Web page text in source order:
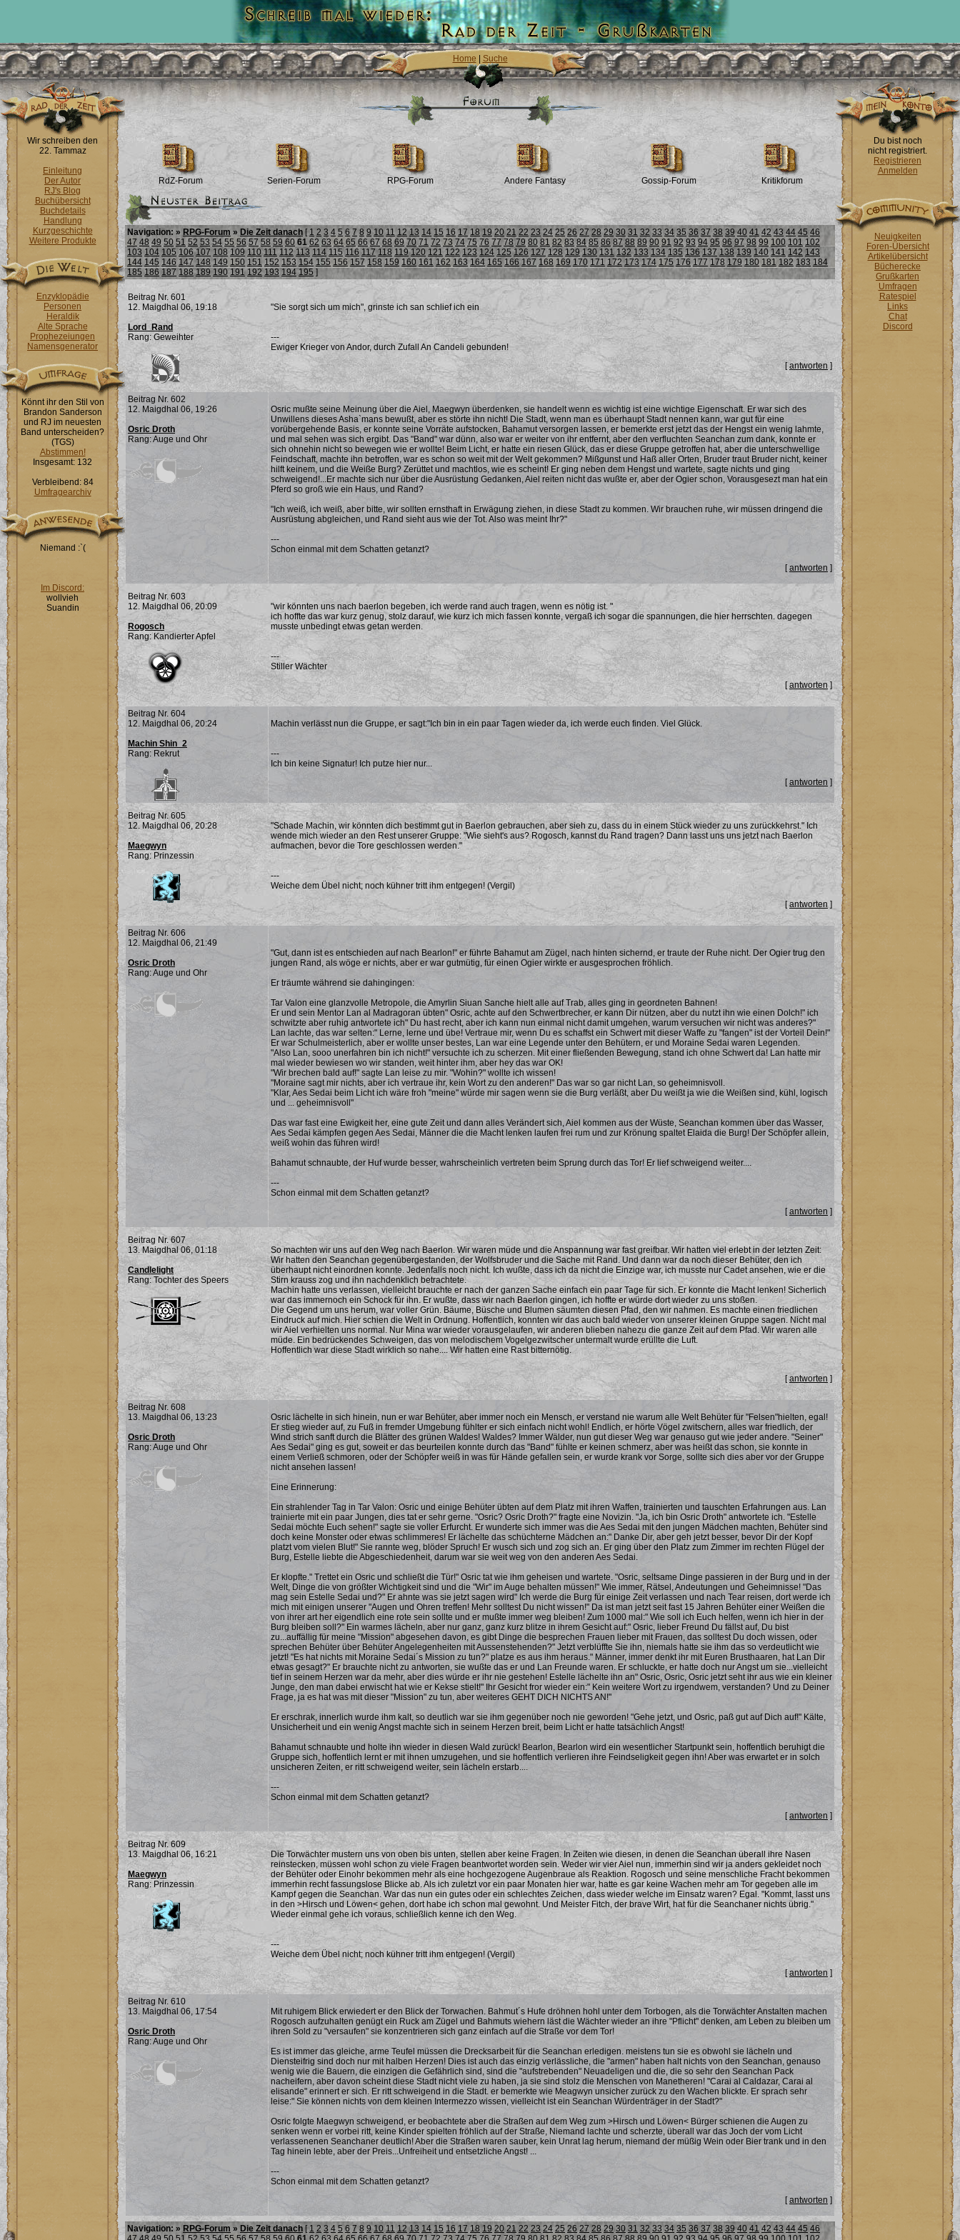
Home Suche
Wir schreiben den
22. Tammaz
Einleitung
Der Autor
RJ's Blog
Buchübersicht
Buchdetails
Handlung
Kurzgeschichte
Weitere Produkte
Enzyklopädie
Personen
Heraldik
Alte Sprache
Prophezeiungen
Namensgenerator
Könnt ihr den Stil von
Brandon Sanderson
und RJ im neuesten
Band unterscheiden?
(TGS)
Abstimmen!
Insgesamt: 132
Verbleibend: 84
Umfragearchiv
Niemand :`(
Im Discord:
wollvieh
Suandin
RdZ-Forum Serien-Forum RPG-Forum Andere Fantasy Gossip-Forum Kritikforum
Navigation: » RPG-Forum » Die Zeit danach [1 2 3 4 5 6 7 8 9 10 11 12 13 14 15 16 17 18 19 20 21 22 23 24 25 26 27 28 29 30 31 32 33 34 35 36 37 38 39 40 41 42 43 44 45 46
47 48 49 50 51 52 53 54 55 56 57 58 59 60 61 62 63 64 65 66 67 68 69 70 71 72 73 74 75 76 77 78 79 80 81 82 83 84 85 86 87 88 89 90 91 92 93 94 95 96 97 98 99 100 101 102
103 104 105 106 107 108 109 110 111 112 113 114 115 116 117 118 119 120 121 122 123 124 125 126 127 128 129 130 131 132 133 134 135 136 137 138 139 140 141 142 143
144 145 146 147 148 149 150 151 152 153 154 155 156 157 158 159 160 161 162 163 164 165 166 167 168 169 170 171 172 173 174 175 176 177 178 179 180 181 182 183 184
185 186 187 188 189 190 191 192 193 194 195 ]
Beitrag Nr. 601
12. Maigdhal 06, 19:18
Lord_Rand
Rang: Geweihter
"Sie sorgt sich um mich", grinste ich san schlief ich ein
---
Ewiger Krieger von Andor, durch Zufall An Candeli gebunden!
[antworten ]
Beitrag Nr. 602
12. Maigdhal 06, 19:26
Osric Droth
Rang: Auge und Ohr
Osric mußte seine Meinung über die Aiel, Maegwyn überdenken, sie handelt wenn es wichtig ist eine wichtige Eigenschaft. Er war sich des
Unwillens dieses Asha`mans bewußt, aber es störte ihn nicht! Die Stadt, wenn man es überhaupt Stadt nennen kann, war gut für eine
vorübergehende Basis, er konnte seine Vorräte aufstocken, Bahamut versorgen lassen, er bemerkte erst jetzt das der Hengst ein wenig lahmte,
und mal sehen was sich ergibt. Das "Band" war dünn, also war er weiter von ihr entfernt, aber den verfluchten Seanchan zum dank, konnte er
sich ohnehin nicht so bewegen wie er wollte! Beim Licht, er hatte ein riesen Glück, das er diese Gruppe getroffen hat, aber die unterschwellige
Feindschaft, machte ihn betroffen, war es schon so weit mit der Welt gekommen? Mißgunst und Haß aller Orten, Bruder traut Bruder nicht, keiner
hilft keinem, und die Weiße Burg? Zerüttet und machtlos, wie es scheint! Er ging neben dem Hengst und wartete, sagte nichts und ging
schweigend!...Er machte sich nur über die Ausrüstung Gedanken, Aiel reiten nicht das wußte er, aber der Ogier schon, Vorausgesezt man hat ein
Pferd so groß wie ein Haus, und Rand?
"Ich weiß, ich weiß, aber bitte, wir sollten ernsthaft in Erwägung ziehen, in diese Stadt zu kommen. Wir brauchen ruhe, wir müssen dringend die
Ausrüstung abgleichen, und Rand sieht aus wie der Tot. Also was meint Ihr?"
---
Schon einmal mit dem Schatten getanzt?
[antworten ]
Beitrag Nr. 603
12. Maigdhal 06, 20:09
Rogosch
Rang: Kandierter Apfel
"wir könnten uns nach baerlon begeben, ich werde rand auch tragen, wenn es nötig ist. "
ich hoffte das war kurz genug, stolz darauf, wie kurz ich mich fassen konnte, vergaß ich sogar die spannungen, die hier herrschten. dagegen
musste unbedingt etwas getan werden.
---
Stiller Wächter
[antworten ]
Beitrag Nr. 604
12. Maigdhal 06, 20:24
Machin Shin_2
Rang: Rekrut
Machin verlässt nun die Gruppe, er sagt:"Ich bin in ein paar Tagen wieder da, ich werde euch finden. Viel Glück.
---
Ich bin keine Signatur! Ich putze hier nur...
[antworten ]
Beitrag Nr. 605
12. Maigdhal 06, 20:28
Maegwyn
Rang: Prinzessin
"Schade Machin, wir könnten dich bestimmt gut in Baerlon gebrauchen, aber sieh zu, dass du in einem Stück wieder zu uns zurückkehrst." Ich
wende mich wieder an den Rest unserer Gruppe: "Wie sieht's aus? Rogosch, kannst du Rand tragen? Dann lasst uns uns jetzt nach Baerlon
aufmachen, bevor die Tore geschlossen werden."
---
Weiche dem Übel nicht; noch kühner tritt ihm entgegen! (Vergil)
[antworten ]
Beitrag Nr. 606
12. Maigdhal 06, 21:49
Osric Droth
Rang: Auge und Ohr
"Gut, dann ist es entschieden auf nach Bearlon!" er führte Bahamut am Zügel, nach hinten sichernd, er traute der Ruhe nicht. Der Ogier trug den
jungen Rand, als wöge er nichts, aber er war gutmütig, für einen Ogier wirkte er ausgesprochen fröhlich.
Er träumte während sie dahingingen:
Tar Valon eine glanzvolle Metropole, die Amyrlin Siuan Sanche hielt alle auf Trab, alles ging in geordneten Bahnen!
Er und sein Mentor Lan al Madragoran übten" Osric, achte auf den Schwertbrecher, er kann Dir nützen, aber du nutzt ihn wie einen Dolch!" ich
schwitzte aber ruhig antwortete ich" Du hast recht, aber ich kann nun einmal nicht damit umgehen, warum versuchen wir nicht was anderes?"
Lan lachte, das war selten:" Lerne, lerne und übe! Vertraue mir, wenn Du es schaffst ein Schwert mit dieser Waffe zu "fangen" ist der Vorteil Dein!"
Er war Schulmeisterlich, aber er wollte unser bestes, Lan war eine Legende unter den Behütern, er und Moraine Sedai waren Legenden.
"Also Lan, sooo unerfahren bin ich nicht!" versuchte ich zu scherzen. Mit einer fließenden Bewegung, stand ich ohne Schwert da! Lan hatte mir
mal wieder bewiesen wo wir standen, weit hinter ihm, aber hey das war OK!
"Wir brechen bald auf!" sagte Lan leise zu mir. "Wohin?" wollte ich wissen!
"Moraine sagt mir nichts, aber ich vertraue ihr, kein Wort zu den anderen!" Das war so gar nicht Lan, so geheimnisvoll.
"Klar, Aes Sedai beim Licht ich wäre froh "meine" würde mir sagen wenn sie die Burg verläßt, aber Du weißt ja wie die Weißen sind, kühl, logisch
und ... geheimnisvoll"
Das war fast eine Ewigkeit her, eine gute Zeit und dann alles Verändert sich, Aiel kommen aus der Wüste, Seanchan kommen über das Wasser,
Aes Sedai kämpfen gegen Aes Sedai, Männer die die Macht lenken laufen frei rum und zur Krönung spaltet Elaida die Burg! Der Schöpfer allein,
weiß wohin das führen wird!
Bahamut schnaubte, der Huf wurde besser, wahrscheinlich vertreten beim Sprung durch das Tor! Er lief schweigend weiter....
---
Schon einmal mit dem Schatten getanzt?
[antworten ]
Beitrag Nr. 607
13. Maigdhal 06, 01:18
Candlelight
Rang: Tochter des Speers
So machten wir uns auf den Weg nach Baerlon. Wir waren müde und die Anspannung war fast greifbar. Wir hatten viel erlebt in der letzten Zeit:
Wir hatten den Seanchan gegenübergestanden, der Wolfsbruder und die Sache mit Rand. Und dann war da noch dieser Behüter, den ich
überhaupt nicht einordnen konnte. Jedenfalls noch nicht. Ich wußte, dass ich da nicht die Einzige war, ich musste nur Cadet ansehen, wie er die
Stirn krauss zog und ihn nachdenklich betrachtete.
Machin hatte uns verlassen, vielleicht brauchte er nach der ganzen Sache einfach ein paar Tage für sich. Er konnte die Macht lenken! Sicherlich
war das immernoch ein Schock für ihn. Er wußte, dass wir nach Baerlon gingen, ich hoffte er würde dort wieder zu uns stoßen.
Die Gegend um uns herum, war voller Grün. Bäume, Büsche und Blumen säumten diesen Pfad, den wir nahmen. Es machte einen friedlichen
Eindruck auf mich. Hier schien die Welt in Ordnung. Hoffentlich, konnten wir das auch bald wieder von unserer kleinen Gruppe sagen. Nicht mal
wir Aiel verhielten uns normal. Nur Mina war wieder vorausgelaufen, wir anderen blieben nahezu die ganze Zeit auf dem Pfad. Wir waren alle
müde. Ein bedrückendes Schweigen, das von melodischem Vogelgezwitscher untermalt wurde erüllte die Luft.
Hoffentlich war diese Stadt wirklich so nahe.... Wir hatten eine Rast bitternötig.
[antworten ]
Beitrag Nr. 608
13. Maigdhal 06, 13:23
Osric Droth
Rang: Auge und Ohr
Osric lächelte in sich hinein, nun er war Behüter, aber immer noch ein Mensch, er verstand nie warum alle Welt Behüter für "Felsen"hielten, egal!
Er stieg wieder auf, zu Fuß in fremder Umgebung fühlter er sich einfach nicht wohl! Endlich, er hörte Vögel zwitschern, alles war friedlich, der
Wind strich sanft durch die Blätter des grünen Waldes! Waldes? Immer Wälder, nun gut dieser Weg war genauso gut wie jeder andere. "Seiner"
Aes Sedai" ging es gut, soweit er das beurteilen konnte durch das "Band" fühlte er keinen schmerz, aber was heißt das schon, sie konnte in
einem Verließ schmoren, oder der Schöpfer weiß in was für Hände gefallen sein, er wurde krank vor Sorge, sollte sich dies aber vor der Gruppe
nicht ansehen lassen!
Eine Erinnerung:
Ein strahlender Tag in Tar Valon: Osric und einige Behüter übten auf dem Platz mit ihren Waffen, trainierten und tauschten Erfahrungen aus. Lan
trainierte mit ein paar Jungen, dies tat er sehr gerne. "Osric? Osric Droth?" fragte eine Novizin. "Ja, ich bin Osric Droth" antwortete ich. "Estelle
Sedai möchte Euch sehen!" sagte sie voller Erfurcht. Er wunderte sich immer was die Aes Sedai mit den jungen Mädchen machten, Behüter sind
doch keine Monster oder etwas schlimmeres! Er lächelte das schüchterne Mädchen an:" Danke Dir, aber geh jetzt besser, bevor Dir der Kopf
platzt vom vielen Blut!" Sie rannte weg, blöder Spruch! Er wusch sich und zog sich an. Er ging über den Platz zum Zimmer im rechten Flügel der
Burg, Estelle liebte die Abgeschiedenheit, darum war sie weit weg von den anderen Aes Sedai.
Er klopfte." Trettet ein Osric und schließt die Tür!" Osric tat wie ihm geheisen und wartete. "Osric, seltsame Dinge passieren in der Burg und in der
Welt, Dinge die von größter Wichtigkeit sind und die "Wir" im Auge behalten müssen!" Wie immer, Rätsel, Andeutungen und Geheimnisse! "Das
mag sein Estelle Sedai und?" Er ahnte was sie jetzt sagen wird" Ich werde die Burg für einige Zeit verlassen und nach Tear reisen, dort werde ich
mich mit einigen unserer "Augen und Ohren treffen! Mehr solltest Du nicht wissen!" Da ist man jetzt seit fast 15 Jahren Behüter einer Weißen die
von ihrer art her eigendlich eine rote sein sollte und er mußte immer weg bleiben! Zum 1000 mal:" Wie soll ich Euch helfen, wenn ich hier in der
Burg bleiben soll?" Ein warmes lächeln, aber nur ganz, ganz kurz blitze in ihrem Gesicht auf:" Osric, lieber Freund Du fällst auf, Du bist
zu...auffällig für meine "Mission" abgesehen davon, es gibt Dinge die besprechen Frauen lieber mit Frauen, das solltest Du doch wissen, oder
sprechen Behüter über Behüter Angelegenheiten mit Aussenstehenden?" Jetzt verblüffte Sie ihn, niemals hatte sie ihm das so verdeutlicht wie
jetzt! "Es hat nichts mit Moraine Sedai´s Mission zu tun?" platze es aus ihm heraus." Männer, immer denkt ihr mit Euren Brusthaaren, hat Lan Dir
etwas gesagt?" Er brauchte nicht zu antworten, sie wußte das er und Lan Freunde waren. Er schluckte, er hatte doch nur Angst um sie...vielleicht
tief in seinem Herzen war da mehr, aber dies würde er ihr nie gestehen! Estelle lächelte ihn an" Osric, Osric, Osric jetzt seht ihr aus wie ein kleiner
Junge, den man dabei erwischt hat wie er Kekse stielt!" Ihr Gesicht fror wieder ein:" Kein weitere Wort zu irgendwem, verstanden? Und zu Deiner
Frage, ja es hat was mit dieser "Mission" zu tun, aber weiteres GEHT DICH NICHTS AN!"
Er erschrak, innerlich wurde ihm kalt, so deutlich war sie ihm gegenüber noch nie geworden! "Gehe jetzt, und Osric, paß gut auf Dich auf!" Kälte,
Unsicherheit und ein wenig Angst machte sich in seinem Herzen breit, beim Licht er hatte tatsächlich Angst!
Bahamut schnaubte und holte ihn wieder in diesen Wald zurück! Bearlon, Bearlon wird ein wesentlicher Startpunkt sein, hoffentlich beruhigt die
Gruppe sich, hoffentlich lernt er mit ihnen umzugehen, und sie hoffentlich verlieren ihre Feindseligkeit gegen ihn! Aber was erwartet er in solch
unsicheren Zeiten, er ritt schweigend weiter, sein lächeln erstarb....
---
Schon einmal mit dem Schatten getanzt?
[antworten ]
Beitrag Nr. 609
13. Maigdhal 06, 16:21
Maegwyn
Rang: Prinzessin
Die Torwächter mustern uns von oben bis unten, stellen aber keine Fragen. In Zeiten wie diesen, in denen die Seanchan überall ihre Nasen
reinstecken, müssen wohl schon zu viele Fragen beantwortet worden sein. Weder wir vier Aiel nun, immerhin sind wir ja anders gekleidet noch
der Behüter oder Einohr bekommen mehr als eine hochgezogene Augenbraue als Reaktion. Rogosch und seine menschliche Fracht bekommen
immerhin recht fassungslose Blicke ab. Als ich zuletzt vor ein paar Monaten hier war, hatte es gar keine Wachen mehr am Tor gegeben alle im
Kampf gegen die Seanchan. War das nun ein gutes oder ein schlechtes Zeichen, dass wieder welche im Einsatz waren? Egal. "Kommt, lasst uns
in den >Hirsch und Löwen< gehen, dort habe ich schon mal gewohnt. Und Meister Fitch, der brave Wirt, hat für die Seanchaner nichts übrig."
Wieder einmal gehe ich voraus, schließlich kenne ich den Weg.
---
Weiche dem Übel nicht; noch kühner tritt ihm entgegen! (Vergil)
[antworten]
Beitrag Nr. 610
13. Maigdhal 06, 17:54
Osric Droth
Rang: Auge und Ohr
Mit ruhigem Blick erwiedert er den Blick der Torwachen. Bahmut´s Hufe dröhnen hohl unter dem Torbogen, als die Torwächter Anstalten machen
Rogosch aufzuhalten genügt ein Ruck am Zügel und Bahmuts wiehern läst die Wächter wieder an ihre "Pflicht" denken, am Leben zu bleiben um
ihren Sold zu "versaufen" sie konzentrieren sich ganz einfach auf die Straße vor dem Tor!
Es ist immer das gleiche, arme Teufel müssen die Drecksarbeit für die Seanchan erledigen. meistens tun sie es obwohl sie lächeln und
Diensteifrig sind doch nur mit halben Herzen! Dies ist auch das einzig verlässliche, die "armen" haben halt nichts von den Seanchan, genauso
wenig wie die Bauern, die einzigen die Gefährlich sind, sind die "aufstrebenden" Neuadeligen und die, die so sehr den Seanchan Pack
nacheifern, aber davon scheint diese Stadt nicht viele zu haben, ja sie sind stolz die Menschen von Manetheren! "Carai al Caldazar, Carai al
elisande" erinnert er sich. Er ritt schweigend in die Stadt. er bemerkte wie Meagwyn unsicher zurück zu den Wachen blickte. Er sprach sehr
leise:" Sie können nichts von dem kleinen Intermezzo wissen, vielleicht ist ein Seanchan Würdenträger in der Stadt?"
Osric folgte Maegwyn schweigend, er beobachtete aber die Straßen auf dem Weg zum >Hirsch und Löwen< Bürger schienen die Augen zu
senken wenn er vorbei ritt, keine Kinder spielten fröhlich auf der Straße, Niemand lachte und scherzte, überall war das Joch der vom Licht
verlassenenen Seanchaner deutlich! Aber die Straßen waren sauber, kein Unrat lag herum, niemand der müßig Wein oder Bier trank und in den
Tag hinein lebte, aber der Preis...Unfreiheit und entsetzliche Angst! ...
---
Schon einmal mit dem Schatten getanzt?
[antworten ]
Navigation: » RPG-Forum » Die Zeit danach [1 2 3 4 5 6 7 8 9 10 11 12 13 14 15 16 17 18 19 20 21 22 23 24 25 26 27 28 29 30 31 32 33 34 35 36 37 38 39 40 41 42 43 44 45 46
Du bist noch
nicht registriert.
Registrieren
Anmelden
Neuigkeiten
Foren-Übersicht
Artikelübersicht
Bücherecke
Grußkarten
Umfragen
Ratespiel
Links
Chat
Discord